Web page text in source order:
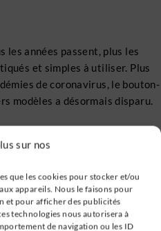
sur nos
que les cookies pour stocker et/ou
appareils. Nous le faisons pour
et pour afficher des publicités
technologies nous autorisera à
de navigation ou les ID
les années passent, plus les
et simples à utiliser. Plus
de coronavirus, le bouton-
modèles a désormais disparu.
des
des solutions de séchage
appareils. Le positionnement
pour un déclenchement